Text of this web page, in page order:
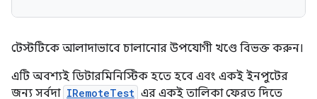
টেস্টটিকে আলাদাভাবে চালানোর উপযোগী খণ্ডে বিভক্ত করুন।
এটি অবশ্যই ডিটারমিনিস্টিক হতে হবে এবং একই ইনপুটের
জন্য সর্বদা IRemoteTest এর একই তালিকা ফেরত দিতে